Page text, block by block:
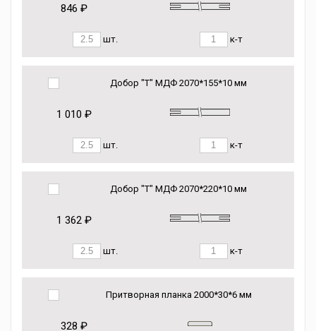
846 ₽
шт. к-т
Добор "Т" МДФ 2070*155*10 мм
1 010 ₽
шт. к-т
Добор "Т" МДФ 2070*220*10 мм
1 362 ₽
шт. к-т
Притворная планка 2000*30*6 мм
328 ₽